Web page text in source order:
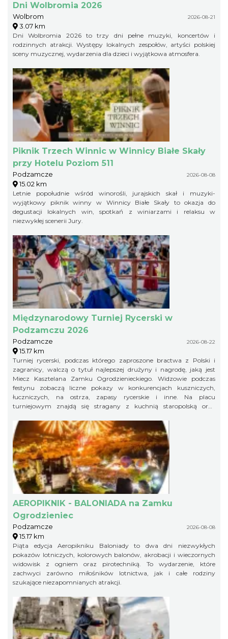
Dni Wolbromia 2026
Wolbrom 2026-08-21
3.07 km
Dni Wolbromia 2026 to trzy dni pełne muzyki, koncertów i
rodzinnych atrakcji. Występy lokalnych zespołów, artyści polskiej
sceny muzycznej, wydarzenia dla dzieci i wyjątkowa atmosfera.
Piknik Trzech Winnic w Winnicy Białe Skały
przy Hotelu Poziom 511
Podzamcze 2026-08-08
15.02 km
Letnie popołudnie wśród winorośli, jurajskich skał i muzyki-
wyjątkowy piknik winny w Winnicy Białe Skały to okazja do
degustacji lokalnych win, spotkań z winiarzami i relaksu w
niezwykłej scenerii Jury.
Międzynarodowy Turniej Rycerski w
Podzamczu 2026
Podzamcze 2026-08-22
15.17 km
Turniej rycerski, podczas którego zaproszone bractwa z Polski i
zagranicy, walczą o tytuł najlepszej drużyny i nagrodę, jaką jest
Miecz Kasztelana Zamku Ogrodzienieckiego. Widzowie podczas
festynu zobaczą liczne pokazy w konkurencjach kuszniczych,
łuczniczych, na ostrza, zapasy rycerskie i inne. Na placu
turniejowym znajdą się stragany z kuchnią staropolską oraz
AEROPIKNIK - BALONIADA na Zamku
Ogrodzieniec
Podzamcze 2026-08-08
15.17 km
Piąta edycja Aeropikniku Baloniady to dwa dni niezwykłych
pokazów lotniczych, kolorowych balonów, akrobacji i wieczornych
widowisk z ogniem oraz pirotechniką. To wydarzenie, które
zachwyci zarówno miłośników lotnictwa, jak i całe rodziny
szukające niezapomnianych atrakcji.